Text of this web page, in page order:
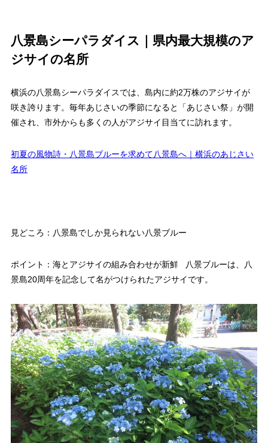
八景島シーパラダイス｜県内最大規模のア
ジサイの名所
横浜の八景島シーパラダイスでは、島内に約2万株のアジサイが
咲き誇ります。毎年あじさいの季節になると「あじさい祭」が開
催され、市外からも多くの人がアジサイ目当てに訪れます。
初夏の風物詩・八景島ブルーを求めて八景島へ｜横浜のあじさい
名所
見どころ：八景島でしか見られない八景ブルー
ポイント：海とアジサイの組み合わせが新鮮 八景ブルーは、八
景島20周年を記念して名がつけられたアジサイです。